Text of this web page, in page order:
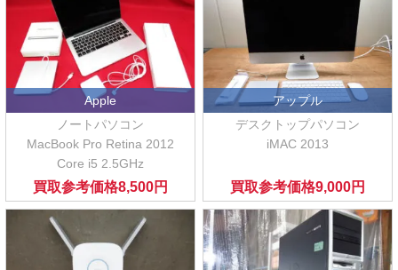
Apple
ノートパソコン
MacBook Pro Retina 2012
Core i5 2.5GHz
買取参考価格8,500円
アップル
デスクトップパソコン
iMAC 2013
買取参考価格9,000円